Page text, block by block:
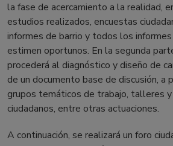
la fase de acercamiento a la realidad,
estudios realizados, encuestas
informes de barrio y todos los
estimen oportunos. En la segunda
procederá al diagnóstico y diseño de
de un documento base de discusión, a
grupos temáticos de trabajo, talleres
ciudadanos, entre otras actuaciones.
A continuación, se realizará un foro